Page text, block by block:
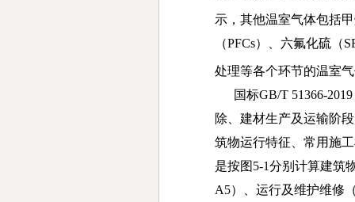
示，其他温室气体包括
（PFCs）、六氟化硫（
处理等各个环节的温室
国标GB/T 51366-2019
除、建材生产及运输阶
筑物运行特征、常用施
是按图5-1分别计算建筑
A5）、运行及维护维修